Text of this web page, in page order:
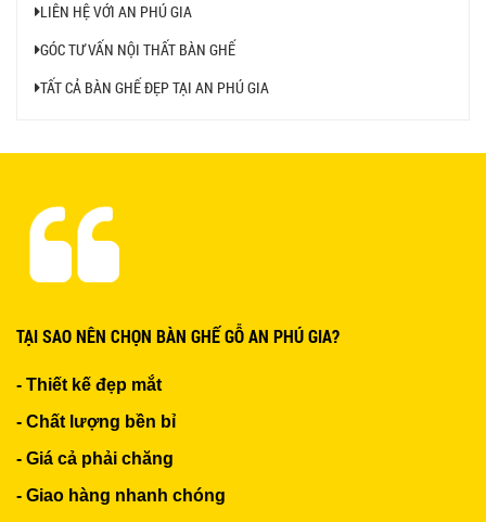
LIÊN HỆ VỚI AN PHÚ GIA
GÓC TƯ VẤN NỘI THẤT BÀN GHẾ
TẤT CẢ BÀN GHẾ ĐẸP TẠI AN PHÚ GIA
TẠI SAO NÊN CHỌN BÀN GHẾ GỖ AN PHÚ GIA?
- Thiết kế đẹp mắt
- Chất lượng bền bỉ
- Giá cả phải chăng
- Giao hàng nhanh chóng